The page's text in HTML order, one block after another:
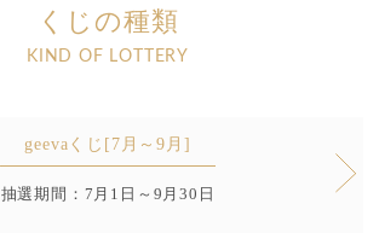
くじの種類
KIND OF LOTTERY
geevaくじ[7月～9月]
抽選期間：7月1日～9月30日